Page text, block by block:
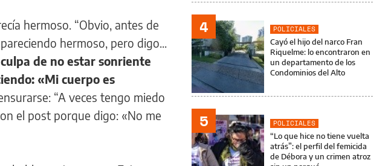
hermoso. “Obvio, antes de
hermoso, pero digo...
de no estar sonriente
«Mi cuerpo es
“A veces tengo miedo
el post porque digo: «No me
4
POLICIALES
Cayó el hijo del narco Fran
Riquelme: lo encontraron en
un departamento de los
Condominios del Alto
5
POLICIALES
“Lo que hice no tiene vuelta
atrás”: el perfil del femicida
de Débora y un crimen atroz